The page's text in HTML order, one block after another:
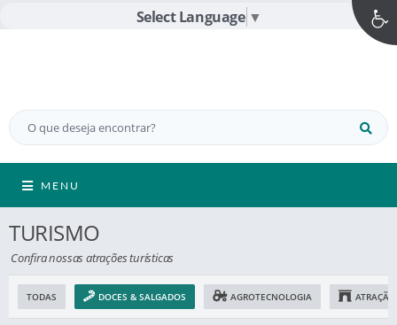
Select Language ▼
MENU
TURISMO
Confira nossas atrações turísticas
TODAS DOCES & SALGADOS AGROTECNOLOGIA